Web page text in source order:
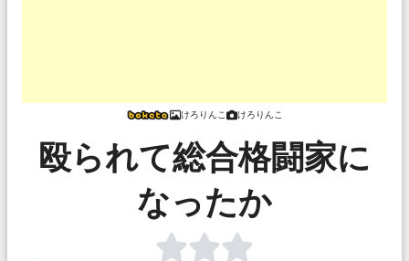
けろりんこ けろりんこ
殴られて総合格闘家に
なったか